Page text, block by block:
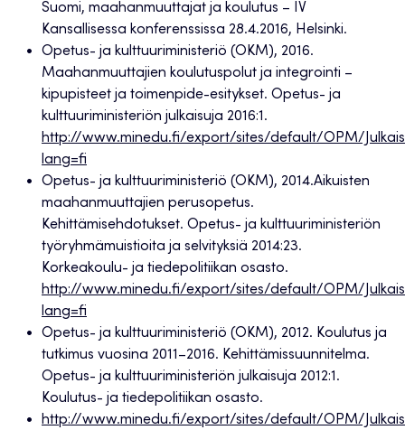
Suomi, maahanmuuttajat ja koulutus – IV
Kansallisessa konferenssissa 28.4.2016, Helsinki.
Opetus- ja kulttuuriministeriö (OKM), 2016.
Maahanmuuttajien koulutuspolut ja integrointi –
kipupisteet ja toimenpide-esitykset. Opetus- ja
kulttuuriministeriön julkaisuja 2016:1.
http://www.minedu.fi/export/sites/default/OPM/
lang=fi
Opetus- ja kulttuuriministeriö (OKM), 2014.Aikuisten
maahanmuuttajien perusopetus.
Kehittämisehdotukset. Opetus- ja kulttuuriministeriön
työryhmämuistioita ja selvityksiä 2014:23.
Korkeakoulu- ja tiedepolitiikan osasto.
http://www.minedu.fi/export/sites/default/OPM/
lang=fi
Opetus- ja kulttuuriministeriö (OKM), 2012. Koulutus ja
tutkimus vuosina 2011–2016. Kehittämissuunnitelma.
Opetus- ja kulttuuriministeriön julkaisuja 2012:1.
Koulutus- ja tiedepolitiikan osasto.
http://www.minedu.fi/export/sites/default/OPM/